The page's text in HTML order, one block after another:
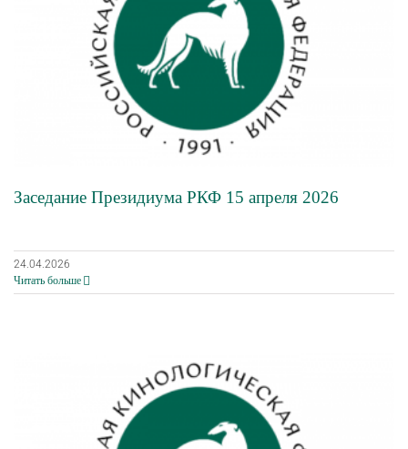
Заседание Президиума РКФ 15 апреля 2026
24.04.2026
Читать больше